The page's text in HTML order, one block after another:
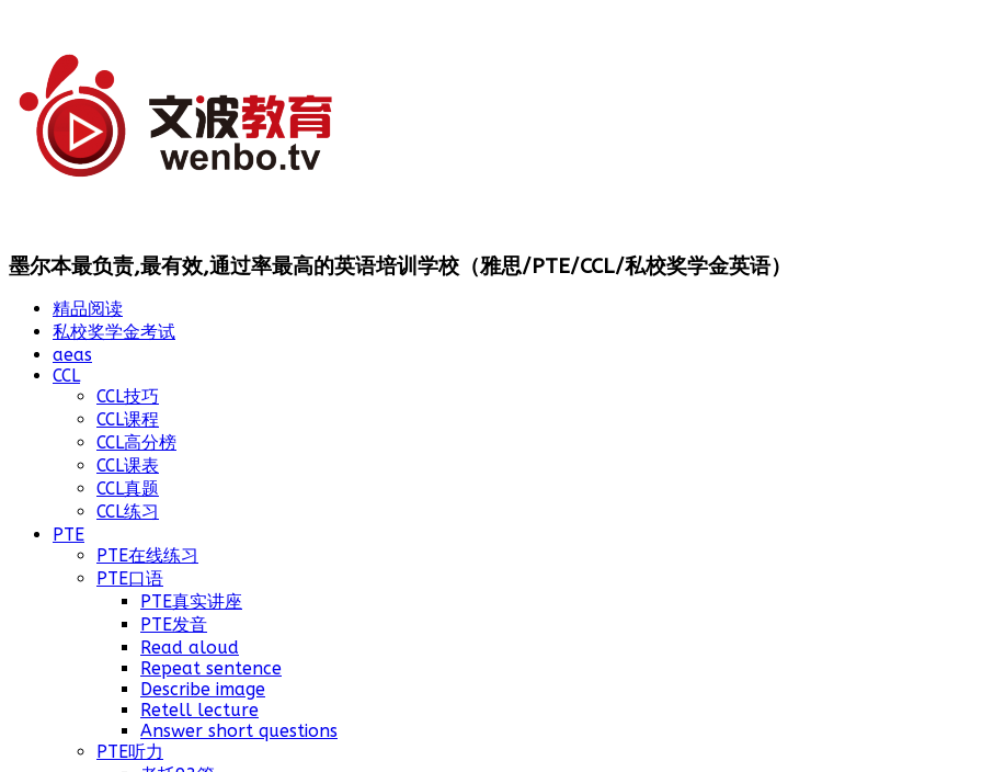
墨尔本最负责,最有效,通过率最高的英语培训学校（雅思/PTE/CCL/私校奖学金英语）
精品阅读
私校奖学金考试
aeas
CCL
CCL技巧
CCL课程
CCL高分榜
CCL课表
CCL真题
CCL练习
PTE
PTE在线练习
PTE口语
PTE真实讲座
PTE发音
Read aloud
Repeat sentence
Describe image
Retell lecture
Answer short questions
PTE听力